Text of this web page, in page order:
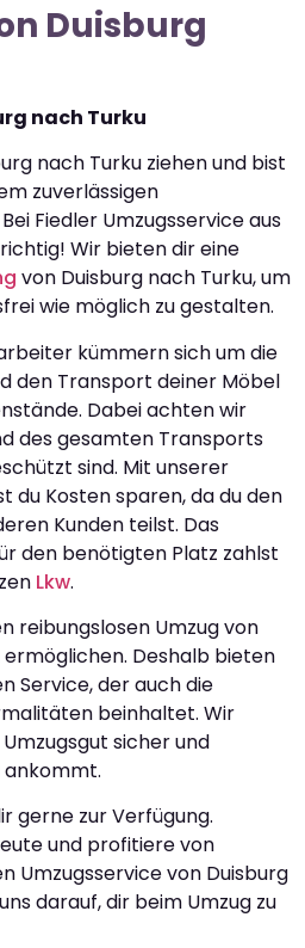
Duisburg
nach Turku
nach Turku ziehen und bist
zuverlässigen
Fiedler Umzugsservice aus
Wir bieten dir eine
von Duisburg nach Turku, um
wie möglich zu gestalten.
kümmern sich um die
den Transport deiner Möbel
Dabei achten wir
des gesamten Transports
sind. Mit unserer
du Kosten sparen, da du den
Kunden teilst. Das
den benötigten Platz zahlst
Lkw.
reibungslosen Umzug von
ermöglichen. Deshalb bieten
Service, der auch die
beinhaltet. Wir
sicher und
gerne zur Verfügung.
und profitiere von
Umzugsservice von Duisburg
darauf, dir beim Umzug zu